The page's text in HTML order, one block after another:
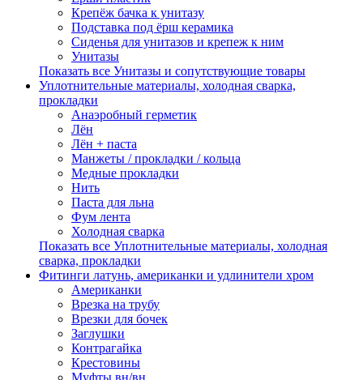
Крепёж бачка к унитазу
Подставка под ёрш керамика
Сиденья для унитазов и крепеж к ним
Унитазы
Показать все Унитазы и сопутствующие товары
Уплотнительные материалы, холодная сварка,
прокладки
Анаэробный герметик
Лён
Лён + паста
Манжеты / прокладки / кольца
Медные прокладки
Нить
Паста для льна
Фум лента
Холодная сварка
Показать все Уплотнительные материалы, холодная
сварка, прокладки
Фитинги латунь, американки и удлинители хром
Американки
Врезка на трубу
Врезки для бочек
Заглушки
Контрагайка
Крестовины
Муфты вн/вн